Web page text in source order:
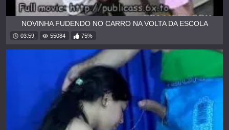
NOVINHA FUDENDO NO CARRO NA VOLTA DA ESCOLA
03:59 55084 75%